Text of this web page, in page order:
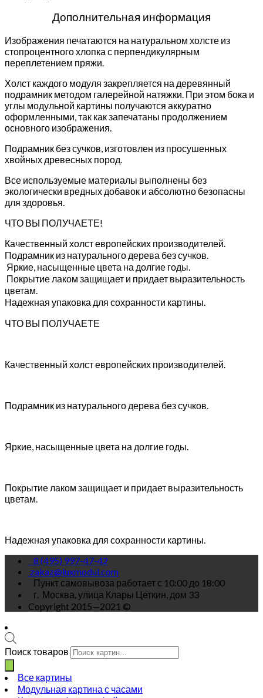
Дополнительная информация
Изображения печатаются на натуральном холсте из
стопроцентного хлопка с перпендикулярным
переплетением пряжи.
Холст каждого модуля закрепляется на деревянный
подрамник методом галерейной натяжки. При этом бока и
углы модульной картины получаются аккуратно
оформленными, так как запечатаны продолжением
основного изображения.
Подрамник без сучков, изготовлен из просушенных
хвойных древесных пород.
Все используемые материалы выполнены без
экологически вредных добавок и абсолютно безопасны
для здоровья.
ЧТО ВЫ ПОЛУЧАЕТЕ!
Качественный холст европейских производителей.
Подрамник из натурального дерева без сучков.
Яркие, насыщенные цвета на долгие годы.
Покрытие лаком защищает и придает выразительность
цветам.
Надежная упаковка для сохранности картины.
ЧТО ВЫ ПОЛУЧАЕТЕ
Качественный холст европейских производителей.
Подрамник из натурального дерева без сучков.
Яркие, насыщенные цвета на долгие годы.
Покрытие лаком защищает и придает выразительность
цветам.
Надежная упаковка для сохранности картины.
8 (495) 997-47-42
zakaz@luxmodul.com
Пункт самовывоза работает с 10:00 до 18:00
г. Москва, улица Клары Цеткин, дом 33
Copyright 2015—2021 ©
Поиск товаров
Все картины
Модульная картина с часами